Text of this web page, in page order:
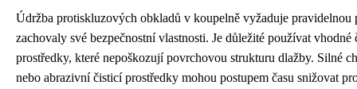
Údržba protiskluzových obkladů v koupelně vyžaduje pravidelnou
zachovaly své bezpečnostní vlastnosti. Je důležité používat vhodné
prostředky, které nepoškozují povrchovou strukturu dlažby. Silné
nebo abrazivní čisticí prostředky mohou postupem času snižovat